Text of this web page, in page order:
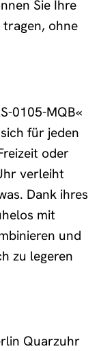
Sie Ihre
tragen, ohne
0105-MQB«
für jeden
oder
verleiht
Dank ihres
mit
und
zu legeren
Quarzuhr